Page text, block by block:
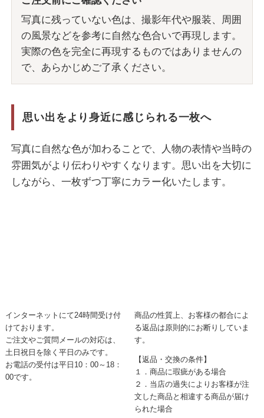
写真に残っていない色は、撮影年代や服装、周囲
の風景などを参考に自然な色合いで再現します。
実際の色を完全に再現するものではありませんの
で、あらかじめご了承ください。
思い出をより身近に感じられる一枚へ
写真に自然な色が加わることで、人物の表情や当時の
雰囲気がより伝わりやすくなります。思い出を大切に
しながら、一枚ずつ丁寧にカラー化いたします。
インターネットにて24時間受け付
けております。
ご注文やご質問メールの対応は、
土日祝日を除く平日のみです。
お電話の受付は平日10：00～18：
00です。
商品の性質上、お客様の都合によ
る返品は原則的にお断りしていま
す。
【返品・交換の条件】
１．商品に瑕疵がある場合
２．当店の過失によりお客様が注
文した商品と相違する商品が届け
られた場合